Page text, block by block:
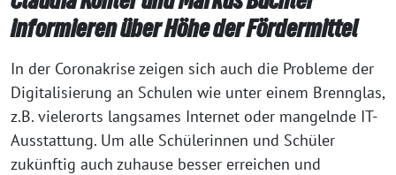
informieren über Höhe der Fördermittel
In der Coronakrise zeigen sich auch die Probleme der
Digitalisierung an Schulen wie unter einem Brennglas,
z.B. vielerorts langsames Internet oder mangelnde IT-
Ausstattung. Um alle Schülerinnen und Schüler
zukünftig auch zuhause besser erreichen und